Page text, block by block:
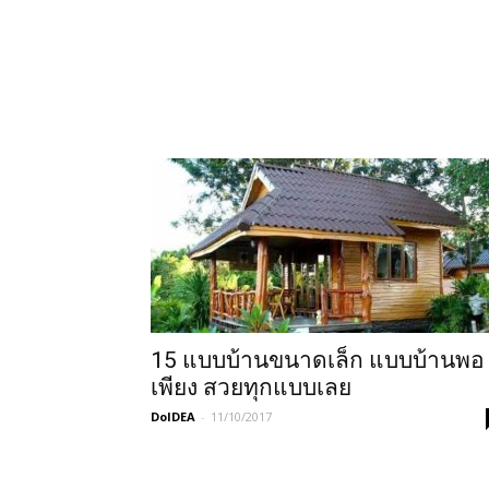
15 แบบบ้านขนาดเล็ก แบบบ้านพอ
เพียง สวยทุกแบบเลย
DoIDEA - 11/10/2017